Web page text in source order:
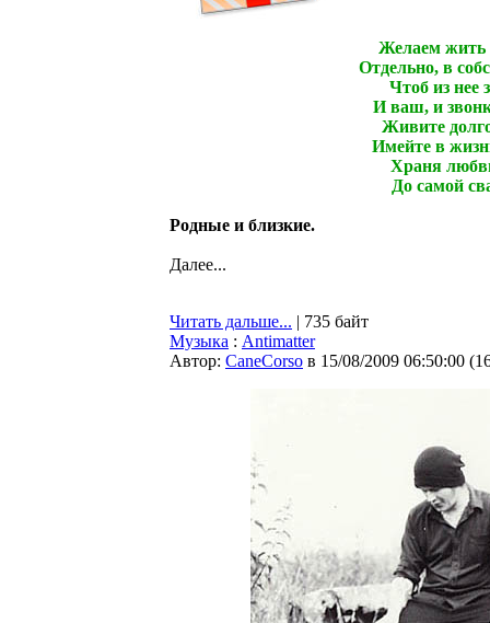
Желаем жить
Отдельно, в
Чтоб из нее
И ваш, и
Живите
Имейте в
Храня
До самой
Родные и близкие.
Далее...
Читать дальше... | 735 байт
Музыка : Antimatter
Автор: CaneCorso в 15/08/2009 06:50:00 (